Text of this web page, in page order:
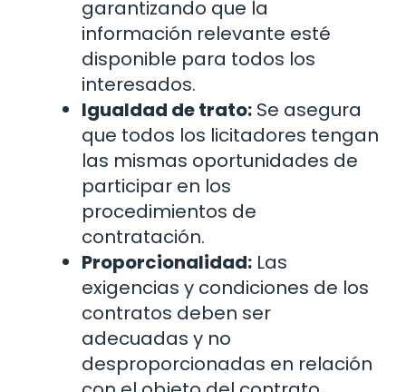
garantizando que la
información relevante esté
disponible para todos los
interesados.
Igualdad de trato: Se asegura
que todos los licitadores tengan
las mismas oportunidades de
participar en los
procedimientos de
contratación.
Proporcionalidad: Las
exigencias y condiciones de los
contratos deben ser
adecuadas y no
desproporcionadas en relación